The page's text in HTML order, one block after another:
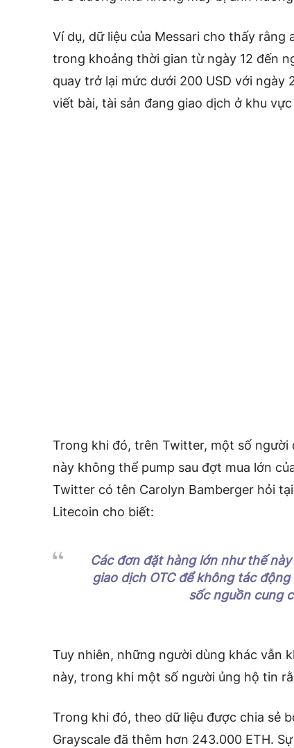
Ví dụ, dữ liệu của Messari cho thấy
trong khoảng thời gian từ ngày 12 đến
quay trở lại mức dưới 200 USD với ngày
viết bài, tài sản đang giao dịch ở khu vực
Trong khi đó, trên Twitter, một số người
này không thể pump sau đợt mua lớn
Twitter có tên Carolyn Bamberger hỏi
Litecoin cho biết:
Các đơn đặt hàng lớn như thế
giao dịch OTC để không tác
sốc nguồn cung
Tuy nhiên, những người dùng khác vẫn
này, trong khi một số người ủng hộ tin
Trong khi đó, theo dữ liệu được chia sẻ
Grayscale đã thêm hơn 243.000 ETH.